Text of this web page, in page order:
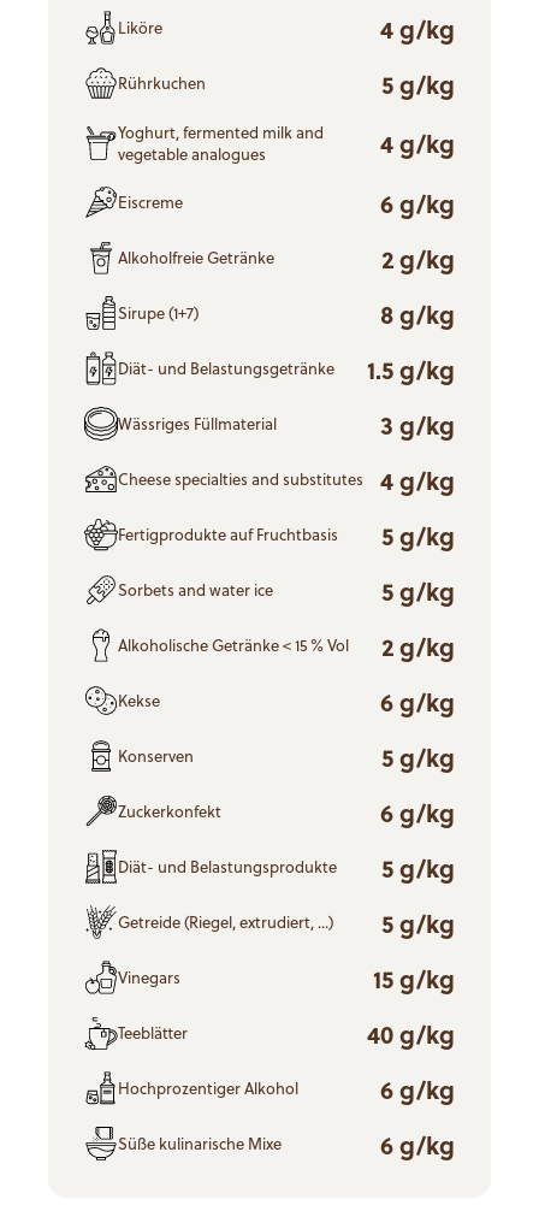
Liköre 4 g/kg
Rührkuchen 5 g/kg
Yoghurt, fermented milk and
vegetable analogues
4 g/kg
Eiscreme 6 g/kg
Alkoholfreie Getränke 2 g/kg
Sirupe (1+7) 8 g/kg
Diät- und Belastungsgetränke 1.5 g/kg
Wässriges Füllmaterial 3 g/kg
Cheese specialties and substitutes 4 g/kg
Fertigprodukte auf Fruchtbasis 5 g/kg
Sorbets and water ice 5 g/kg
Alkoholische Getränke < 15 % Vol 2 g/kg
Kekse 6 g/kg
Konserven 5 g/kg
Zuckerkonfekt 6 g/kg
Diät- und Belastungsprodukte 5 g/kg
Getreide (Riegel, extrudiert, ...) 5 g/kg
Vinegars 15 g/kg
Teeblätter 40 g/kg
Hochprozentiger Alkohol 6 g/kg
Süße kulinarische Mixe 6 g/kg